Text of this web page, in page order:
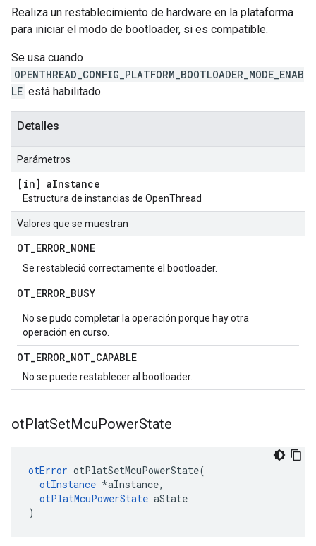
Realiza un restablecimiento de hardware en la plataforma
para iniciar el modo de bootloader, si es compatible.
Se usa cuando
OPENTHREAD_CONFIG_PLATFORM_BOOTLOADER_MODE_ENAB
LE está habilitado.
Detalles
Parámetros
[in] aInstance
Estructura de instancias de OpenThread
Valores que se muestran
OT_ERROR_NONE
Se restableció correctamente el bootloader.
OT_ERROR_BUSY
No se pudo completar la operación porque hay otra
operación en curso.
OT_ERROR_NOT_CAPABLE
No se puede restablecer al bootloader.
otPlatSetMcuPowerState
otError otPlatSetMcuPowerState(
otInstance *aInstance,
otPlatMcuPowerState aState
)